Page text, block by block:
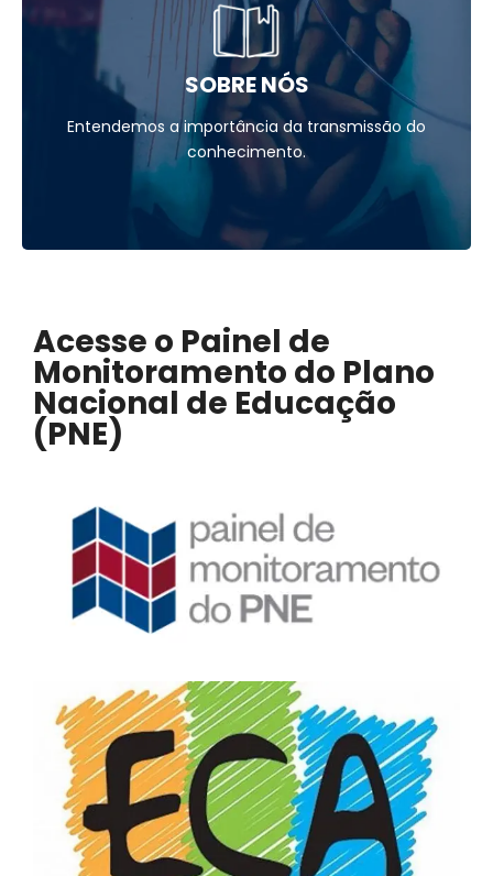
SOBRE NÓS
Entendemos a importância da transmissão do
conhecimento.
Acesse o Painel de
Monitoramento do Plano
Nacional de Educação
(PNE)